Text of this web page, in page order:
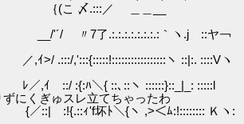
.:::／ ＿＿__
了.:.:.:.:.:.:.:.:｀ヽ.j ::ヤ￢
ヽ ::|:. ::::Vヽ
ﾊ＼{ ::､::ヽ ::::::}::_|_: :::::l
くぎゅスレ立てちゃったわ
'f坏ﾄ＼{ヽ ,>＜ﾑ:!:::::::: Ｋヽ: